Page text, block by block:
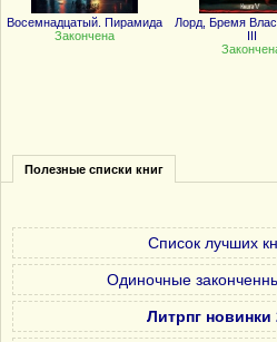
Восемнадцатый. Пирамида
Закончена
Лорд, Бремя
III
Полезные списки книг
Список лучших
Одиночные
Литрпг новинки